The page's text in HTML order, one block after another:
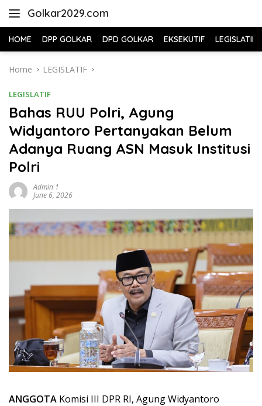
Golkar2029.com
HOME DPP GOLKAR DPD GOLKAR EKSEKUTIF LEGISLATIF
Home LEGISLATIF
LEGISLATIF
Bahas RUU Polri, Agung
Widyantoro Pertanyakan Belum
Adanya Ruang ASN Masuk Institusi
Polri
Admin 1
June 6, 2026
ANGGOTA Komisi III DPR RI, Agung Widyantoro